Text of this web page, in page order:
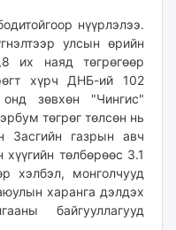
нүүрлэлээ.
улсын өрийн
их наяд төгрөгөөр
хүрч ДНБ-ий 102
зөвхөн "Чингис"
төгрөг төлсөн нь
Засгийн газрын авч
төлбөрөөс 3.1
хэлбэл, монголчууд
харанга дэлдэх
байгууллагууд